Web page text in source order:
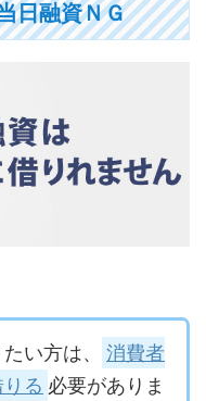
日融資ＮＧ
い方は、
消費者
る 必要がありま